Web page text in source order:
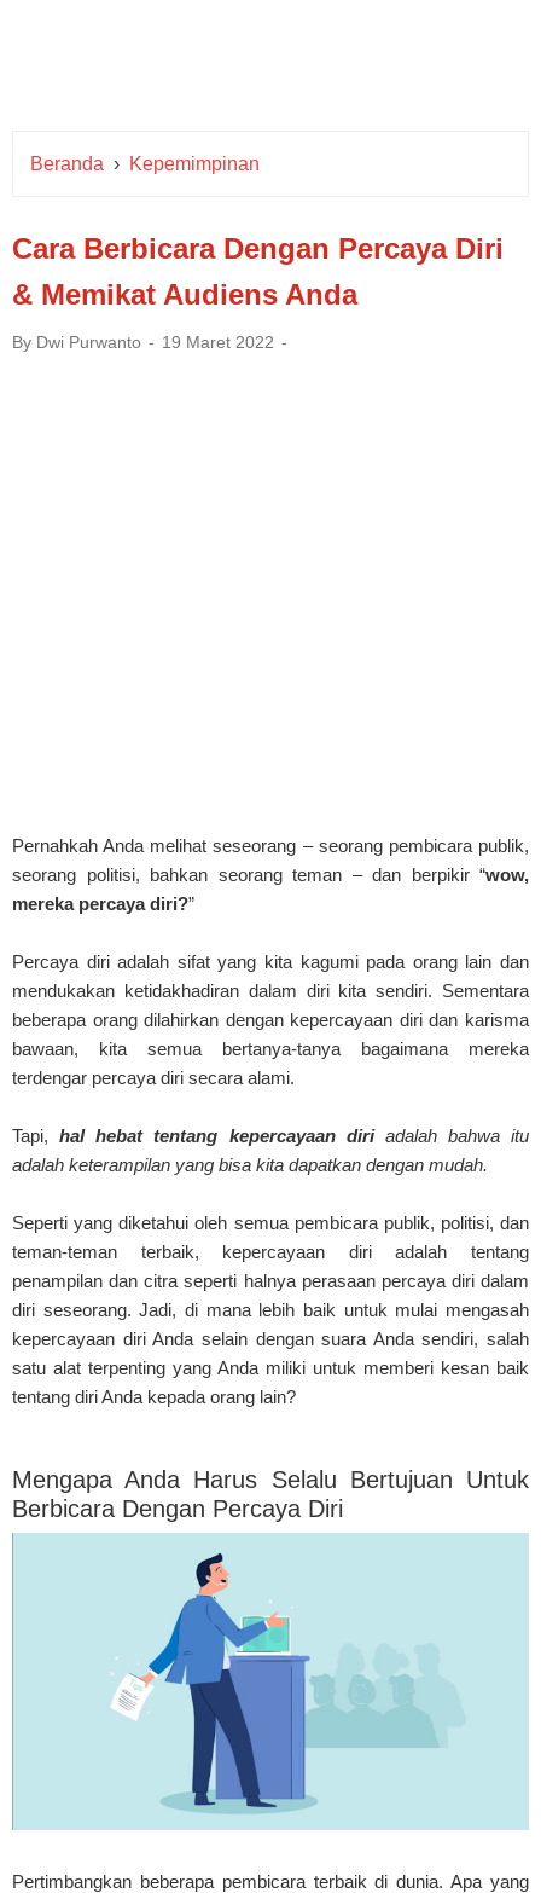
Beranda › Kepemimpinan
Cara Berbicara Dengan Percaya Diri
& Memikat Audiens Anda
By Dwi Purwanto 19 Maret 2022
Pernahkah Anda melihat seseorang – seorang pembicara publik,
seorang politisi, bahkan seorang teman – dan berpikir “wow,
mereka percaya diri?”
Percaya diri adalah sifat yang kita kagumi pada orang lain dan
mendukakan ketidakhadiran dalam diri kita sendiri. Sementara
beberapa orang dilahirkan dengan kepercayaan diri dan karisma
bawaan, kita semua bertanya-tanya bagaimana mereka
terdengar percaya diri secara alami.
Tapi,hal hebat tentang kepercayaan diri adalah bahwa itu
adalah keterampilan yang bisa kita dapatkan dengan mudah.
Seperti yang diketahui oleh semua pembicara publik, politisi, dan
teman-teman terbaik, kepercayaan diri adalah tentang
penampilan dan citra seperti halnya perasaan percaya diri dalam
diri seseorang. Jadi, di mana lebih baik untuk mulai mengasah
kepercayaan diri Anda selain dengan suara Anda sendiri, salah
satu alat terpenting yang Anda miliki untuk memberi kesan baik
tentang diri Anda kepada orang lain?
Mengapa Anda Harus Selalu Bertujuan Untuk
Berbicara Dengan Percaya Diri
Pertimbangkan beberapa pembicara terbaik di dunia. Apa yang